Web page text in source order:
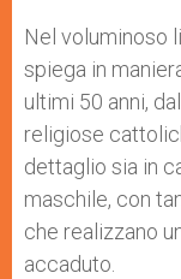
Nel voluminoso
spiega in
ultimi 50 anni,
religiose
dettaglio sia in
maschile, con
che realizzano
accaduto.